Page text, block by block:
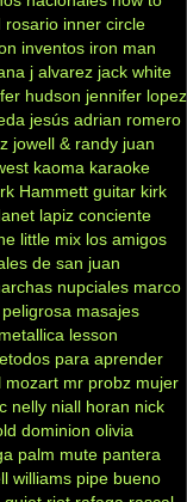
rosario inner circle
inventos iron man
j alvarez jack white
hudson jennifer lopez
jesús adrian romero
jowell & randy juan
kaoma karaoke
Hammett guitar kirk
lapiz conciente
little mix los amigos
de san juan
nupciales marco
masajes
metallica lesson
para aprender
mozart mr probz mujer
nelly niall horan nick
dominion olivia
palm mute pantera
williams pipe bueno